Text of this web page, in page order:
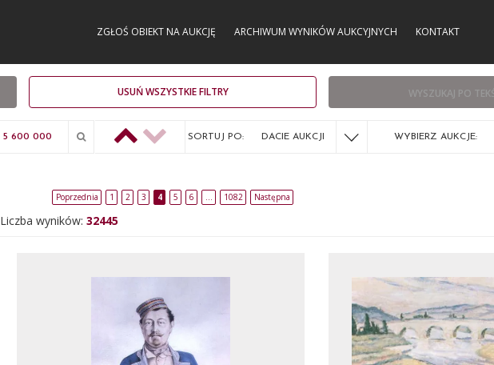
ZGŁOŚ OBIEKT NA AUKCJĘ ARCHIWUM WYNIKÓW AUKCYJNYCH KONTAKT
USUŃ WSZYSTKIE FILTRY
SORTUJ PO: DACIE AUKCJI WYBIERZ AUKCJE:
Poprzednia 1 2 3 4 5 6 … 1082 Następna
Liczba wyników: 32445